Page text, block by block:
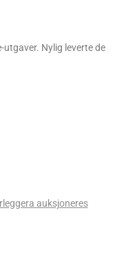
Nylig leverte de
auksjoneres